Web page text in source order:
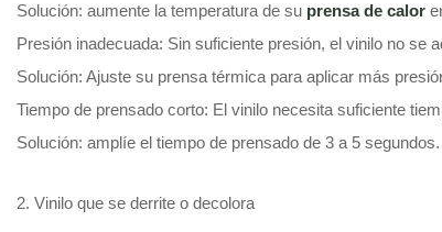
Solución: aumente la temperatura de su prensade calor
Presión inadecuada: Sin suficiente presión, el vinilo no se
Solución: Ajuste su prensa térmica para aplicar más
Tiempo de prensado corto: El vinilo necesita suficiente
Solución: amplíe el tiempo de prensado de 3 a 5 segundos.
2. Vinilo que se derrite o decolora